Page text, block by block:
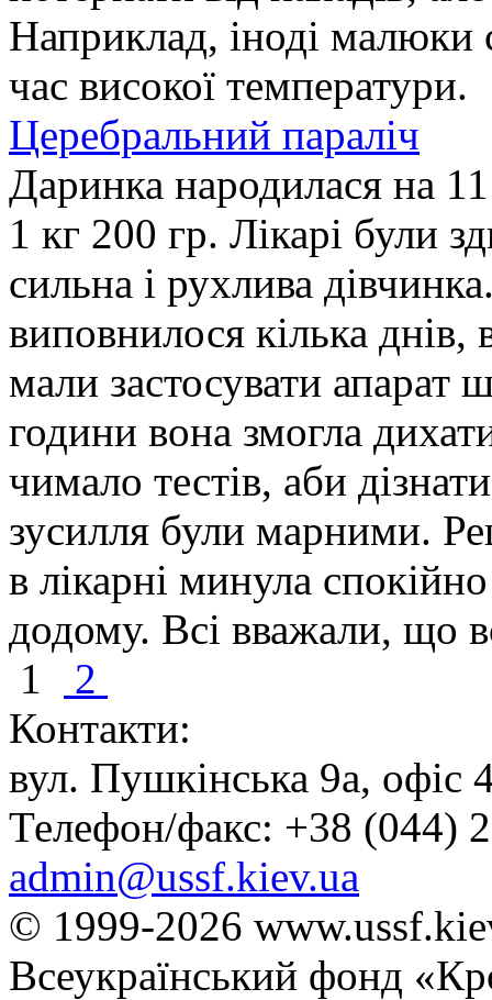
Наприклад, іноді малюки
час високої температури.
Церебральний параліч
Даринка народилася на
1 кг 200 гр. Лікарі були
сильна і рухлива
виповнилося кілька днів,
мали застосувати апарат
години вона змогла
чимало тестів, аби
зусилля були марними.
в лікарні минула
додому. Всі вважали, що
1
2
Контакти:
вул. Пушкінська 9а, офіс
Телефон/факс: +38 (044)
admin@ussf.kiev.ua
© 1999-2026
Всеукраїнський фонд